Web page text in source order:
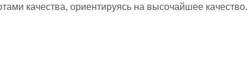
качества, ориентируясь на высочайшее качество.